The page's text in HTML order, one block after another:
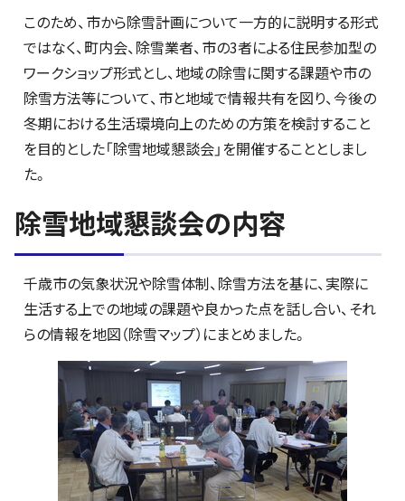
このため、市から除雪計画について一方的に説明する形式
ではなく、町内会、除雪業者、市の3者による住民参加型の
ワークショップ形式とし、地域の除雪に関する課題や市の
除雪方法等について、市と地域で情報共有を図り、今後の
冬期における生活環境向上のための方策を検討すること
を目的とした「除雪地域懇談会」を開催することとしまし
た。
除雪地域懇談会の内容
千歳市の気象状況や除雪体制、除雪方法を基に、実際に
生活する上での地域の課題や良かった点を話し合い、それ
らの情報を地図（除雪マップ）にまとめました。